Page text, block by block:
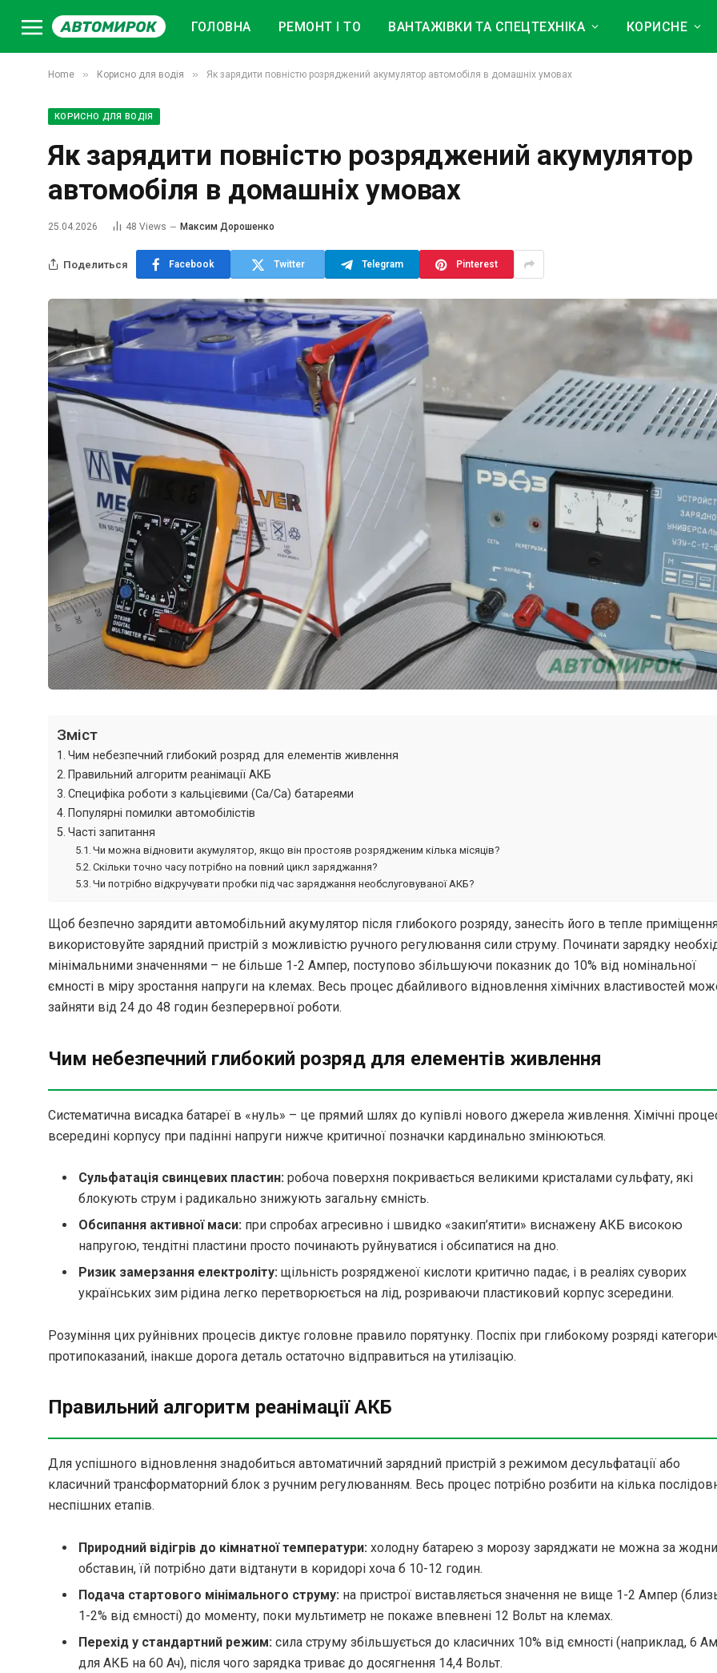
ГОЛОВНА РЕМОНТ І ТО ВАНТАЖІВКИ ТА СПЕЦТЕХНІКА КОРИСНЕ
Home » Корисно для водія » Як зарядити повністю розряджений акумулятор автомобіля в домашніх умовах
КОРИСНО ДЛЯ ВОДІЯ
Як зарядити повністю розряджений акумулятор
автомобіля в домашніх умовах
25.04.2026 48 Views Максим Дорошенко
Поделиться Facebook Twitter Telegram Pinterest
Зміст
Чим небезпечний глибокий розряд для елементів живлення
Правильний алгоритм реанімації АКБ
Специфіка роботи з кальцієвими (Ca/Ca) батареями
Популярні помилки автомобілістів
Часті запитання
Чи можна відновити акумулятор, якщо він простояв розрядженим кілька місяців?
Скільки точно часу потрібно на повний цикл заряджання?
Чи потрібно відкручувати пробки під час заряджання необслуговуваної АКБ?
Щоб безпечно зарядити автомобільний акумулятор після глибокого розряду, занесіть його в тепле
використовуйте зарядний пристрій з можливістю ручного регулювання сили струму. Починати зарядку
мінімальними значеннями – не більше 1-2 Ампер, поступово збільшуючи показник до 10% від номінальної
ємності в міру зростання напруги на клемах. Весь процес дбайливого відновлення хімічних властивостей
зайняти від 24 до 48 годин безперервної роботи.
Чим небезпечний глибокий розряд для елементів живлення
Систематична висадка батареї в «нуль» – це прямий шлях до купівлі нового джерела живлення. Хімічні
всередині корпусу при падінні напруги нижче критичної позначки кардинально змінюються.
Сульфатація свинцевих пластин: робоча поверхня покривається великими кристалами сульфату, які
блокують струм і радикально знижують загальну ємність.
Обсипання активної маси: при спробах агресивно і швидко «закип’ятити» виснажену АКБ високою
напругою, тендітні пластини просто починають руйнуватися і обсипатися на дно.
Ризик замерзання електроліту: щільність розрядженої кислоти критично падає, і в реаліях суворих
українських зим рідина легко перетворюється на лід, розриваючи пластиковий корпус зсередини.
Розуміння цих руйнівних процесів диктує головне правило порятунку. Поспіх при глибокому розряді
протипоказаний, інакше дорога деталь остаточно відправиться на утилізацію.
Правильний алгоритм реанімації АКБ
Для успішного відновлення знадобиться автоматичний зарядний пристрій з режимом десульфатації або
класичний трансформаторний блок з ручним регулюванням. Весь процес потрібно розбити на кілька
неспішних етапів.
Природний відігрів до кімнатної температури: холодну батарею з морозу заряджати не можна за
обставин, їй потрібно дати відтанути в коридорі хоча б 10-12 годин.
Подача стартового мінімального струму: на пристрої виставляється значення не вище 1-2 Ампер
1-2% від ємності) до моменту, поки мультиметр не покаже впевнені 12 Вольт на клемах.
Перехід у стандартний режим: сила струму збільшується до класичних 10% від ємності (наприклад, 6
для АКБ на 60 Ач), після чого зарядка триває до досягнення 14,4 Вольт.